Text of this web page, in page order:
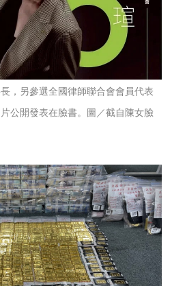
，另參選全國律師聯合會會員代表
公開發表在臉書。圖／截自陳女臉